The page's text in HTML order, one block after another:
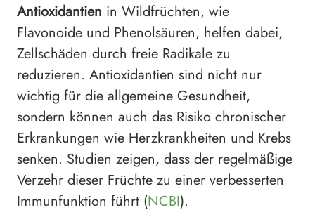
Antioxidantien in Wildfrüchten, wie
Flavonoide und Phenolsäuren, helfen dabei,
Zellschäden durch freie Radikale zu
reduzieren. Antioxidantien sind nicht nur
wichtig für die allgemeine Gesundheit,
sondern können auch das Risiko chronischer
Erkrankungen wie Herzkrankheiten und Krebs
senken. Studien zeigen, dass der regelmäßige
Verzehr dieser Früchte zu einer verbesserten
Immunfunktion führt (NCBI).